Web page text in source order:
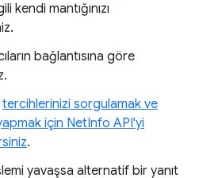
kendi mantığınızı
bağlantısına göre
tercihlerinizi sorgulamak ve
için NetInfo API'yi
.
yavaşsa alternatif bir yanıt